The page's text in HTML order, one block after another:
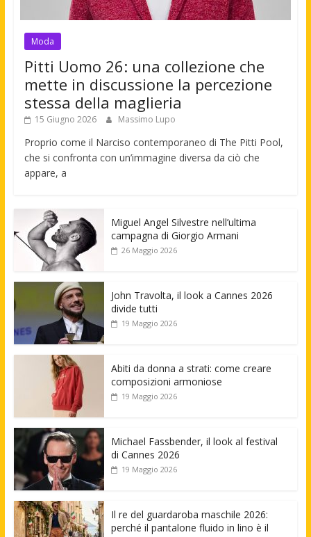
Moda
Pitti Uomo 26: una collezione che
mette in discussione la percezione
stessa della maglieria
15 Giugno 2026 Massimo Lupo
Proprio come il Narciso contemporaneo di The Pitti Pool,
che si confronta con un’immagine diversa da ciò che
appare, a
Miguel Angel Silvestre nell’ultima
campagna di Giorgio Armani
26 Maggio 2026
John Travolta, il look a Cannes 2026
divide tutti
19 Maggio 2026
Abiti da donna a strati: come creare
composizioni armoniose
19 Maggio 2026
Michael Fassbender, il look al festival
di Cannes 2026
19 Maggio 2026
Il re del guardaroba maschile 2026:
perché il pantalone fluido in lino è il